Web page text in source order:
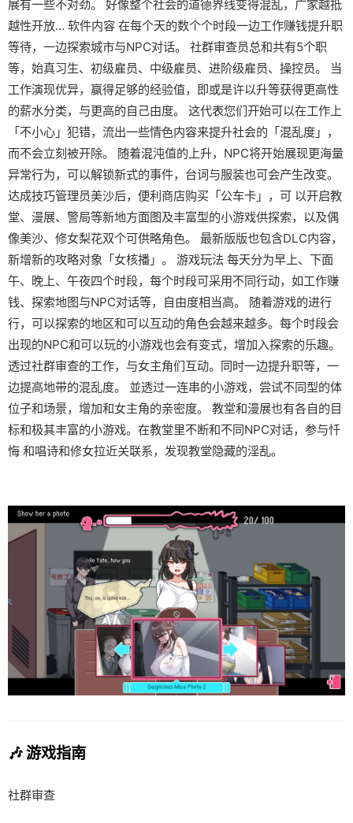
展有一些不对劲。 好像整个社会的道德界线变得混乱，广家越抵
越性开放… 软件内容 在每个天的数个个时段一边工作赚钱提升职
等待，一边探索城市与NPC对话。 社群审查员总和共有5个职
等，始真习生、初级雇员、中级雇员、进阶级雇员、操控员。 当
工作演现优异，赢得足够的经验值，即或是许以升等获得更高性
的薪水分类，与更高的自己由度。 这代表您们开始可以在工作上
「不小心」犯错，流出一些情色内容来提升社会的「混乱度」，
而不会立刻被开除。 随着混沌值的上升，NPC将开始展现更海量
异常行为，可以解锁新式的事件，台词与服装也可会产生改变。
达成技巧管理员美沙后，便利商店购买「公车卡」，可 以开启教
堂、漫展、警局等新地方面图及丰富型的小游戏供探索，以及偶
像美沙、修女梨花双个可供略角色。 最新版版也包含DLC内容，
新增新的攻略对象「女核播」。 游戏玩法 每天分为早上、下面
午、晚上、午夜四个时段，每个时段可采用不同行动，如工作赚
钱、探索地图与NPC对话等，自由度相当高。 随着游戏的进行
行，可以探索的地区和可以互动的角色会越来越多。每个时段会
出现的NPC和可以玩的小游戏也会有变式，增加入探索的乐趣。
透过社群审查的工作，与女主角们互动。同时一边提升职等，一
边提高地带的混乱度。 並透过一连串的小游戏，尝试不同型的体
位子和场景，增加和女主角的亲密度。 教堂和漫展也有各自的目
标和极其丰富的小游戏。在教堂里不断和不同NPC对话，参与忏
悔 和唱诗和修女拉近关联系，发现教堂隐藏的淫乱。
🎶 游戏指南
社群审查